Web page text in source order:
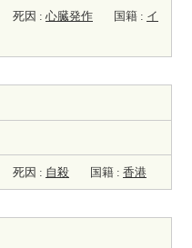
死因 : 心臓発作 国籍 : イ
死因 : 自殺 国籍 : 香港